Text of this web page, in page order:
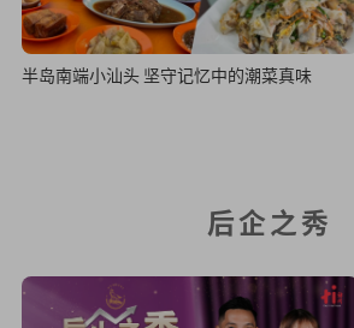
半岛南端小汕头 坚守记忆中的潮菜真味
后企之秀